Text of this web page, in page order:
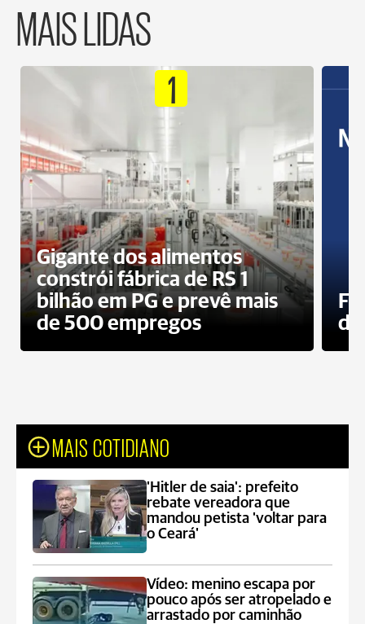
MAIS LIDAS
1
Gigante dos alimentos
constrói fábrica de RS 1
bilhão em PG e prevê mais
de 500 empregos
MAIS COTIDIANO
'Hitler de saia': prefeito
rebate vereadora que
mandou petista 'voltar para
o Ceará'
Vídeo: menino escapa por
pouco após ser atropelado e
arrastado por caminhão